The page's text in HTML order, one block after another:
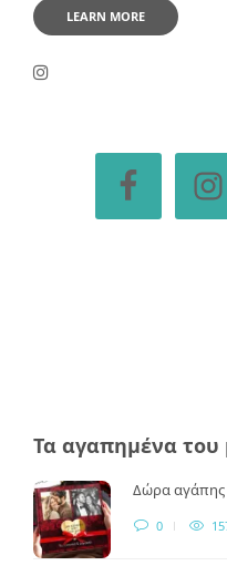
LEARN MORE
Τα αγαπημένα του
Δώρα
0